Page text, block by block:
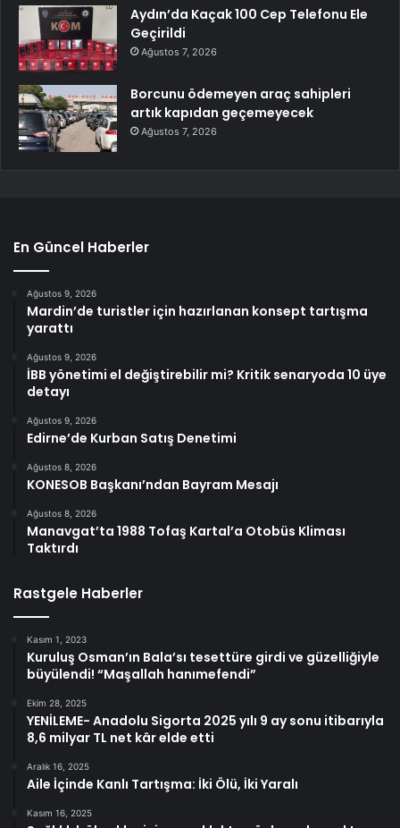
Aydın’da Kaçak 100 Cep Telefonu Ele
Geçirildi
Ağustos 7, 2026
Borcunu ödemeyen araç sahipleri
artık kapıdan geçemeyecek
Ağustos 7, 2026
En Güncel Haberler
Ağustos 9, 2026
Mardin’de turistler için hazırlanan konsept tartışma
yarattı
Ağustos 9, 2026
İBB yönetimi el değiştirebilir mi? Kritik senaryoda 10 üye
detayı
Ağustos 9, 2026
Edirne’de Kurban Satış Denetimi
Ağustos 8, 2026
KONESOB Başkanı’ndan Bayram Mesajı
Ağustos 8, 2026
Manavgat’ta 1988 Tofaş Kartal’a Otobüs Kliması
Taktırdı
Rastgele Haberler
Kasım 1, 2023
Kuruluş Osman’ın Bala’sı tesettüre girdi ve güzelliğiyle
büyülendi! “Maşallah hanımefendi”
Ekim 28, 2025
YENİLEME- Anadolu Sigorta 2025 yılı 9 ay sonu itibarıyla
8,6 milyar TL net kâr elde etti
Aralık 16, 2025
Aile İçinde Kanlı Tartışma: İki Ölü, İki Yaralı
Kasım 16, 2025